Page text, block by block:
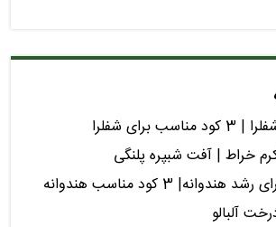
برای شفلرا
خراط | آفت شبپره پلنگی
3 کود مناسب هندوانه
آلبالو